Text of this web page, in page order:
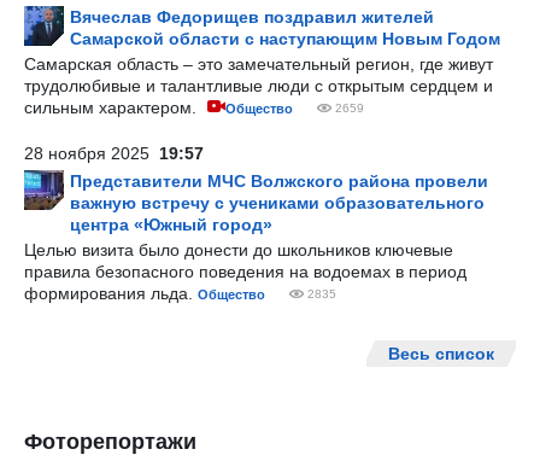
Вячеслав Федорищев поздравил жителей
Самарской области с наступающим Новым Годом
Самарская область – это замечательный регион, где живут
трудолюбивые и талантливые люди с открытым сердцем и
сильным характером.
Общество 2659
28 ноября 2025 19:57
Представители МЧС Волжского района провели
важную встречу с учениками образовательного
центра «Южный город»
Целью визита было донести до школьников ключевые
правила безопасного поведения на водоемах в период
формирования льда.
Общество 2835
Весь список
Фоторепортажи